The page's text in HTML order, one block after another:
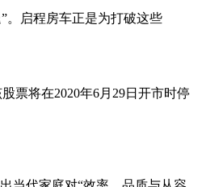
。启程房车正是为打破这些
票将在2020年6月29日开市时停